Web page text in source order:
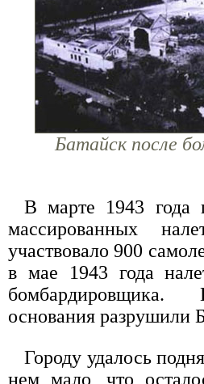
Батайск после
В марте 1943 года
массированных
участвовало 900
в мае 1943 года
бомбардировщика.
основания разрушили
Городу удалось
нем мало, что